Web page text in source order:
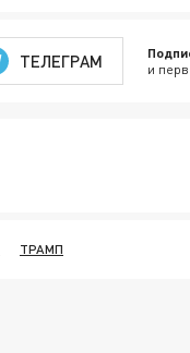
ТЕЛЕГРАМ и
ТРАМП